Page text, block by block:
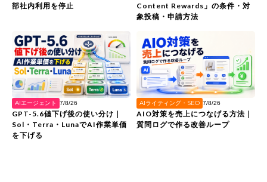
部社内利用を停止
Content Rewards」の条件・対
象投稿・申請方法
AIエージェント 7/8/26
GPT-5.6値下げ後の使い分け｜
Sol・Terra・LunaでAI作業単価
を下げる
AIライティング・SEO 7/8/26
AIO対策を売上につなげる方法｜
質問ログで作る改善ループ